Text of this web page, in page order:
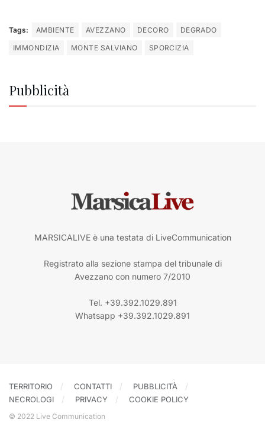
Tags: AMBIENTE AVEZZANO DECORO
DEGRADO
IMMONDIZIA
MONTE SALVIANO SPORCIZIA
Pubblicità
MARSICALIVE è una testata di LiveCommunication
Registrato alla sezione stampa del tribunale di
Avezzano con numero 7/2010
Tel. +39.392.1029.891
Whatsapp +39.392.1029.891
TERRITORIO CONTATTI
PUBBLICITÀ
NECROLOGI
PRIVACY COOKIE POLICY
© 2022 Live Communication